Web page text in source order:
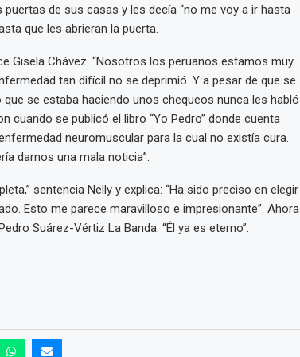
de sus casas y les decía “no me voy a ir hasta
que les abrieran la puerta.
Gisela Chávez. “Nosotros los peruanos estamos muy
tan difícil no se deprimió. Y a pesar de que se
se estaba haciendo unos chequeos nunca les habló
cuando se publicó el libro “Yo Pedro” donde cuenta
neuromuscular para la cual no existía cura.
darnos una mala noticia”.
sentencia Nelly y explica: “Ha sido preciso en elegir
Esto me parece maravilloso e impresionante”. Ahora
Suárez-Vértiz La Banda. “Él ya es eterno”.